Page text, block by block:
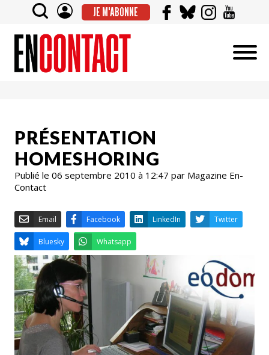
JE M'ABONNE
PRÉSENTATION
HOMESHORING
Publié le 06 septembre 2010 à 12:47 par Magazine En-
Contact
Facebook LinkedIn
Bluesky Whatsapp